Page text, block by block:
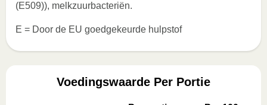
(E509)), melkzuurbacteriën.
E = Door de EU goedgekeurde hulpstof
Voedingswaarde Per Portie